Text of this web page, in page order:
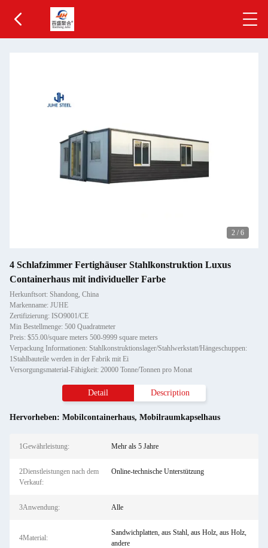
2 / 6
4 Schlafzimmer Fertighäuser Stahlkonstruktion Luxus
Containerhaus mit individueller Farbe
Herkunftsort: Shandong, China
Markenname: JUHE
Zertifizierung: ISO9001/CE
Min Bestellmenge: 500 Quadratmeter
Preis: $55.00/square meters 500-9999 square meters
Verpackung Informationen: Stahlkonstruktionslager/Stahlwerkstatt/Hängeschuppen:
1Stahlbauteile werden in der Fabrik mit Ei
Versorgungsmaterial-Fähigkeit: 20000 Tonne/Tonnen pro Monat
Detail Description
Hervorheben: Mobilcontainerhaus, Mobilraumkapselhaus
1Gewährleistung: Mehr als 5 Jahre
2Dienstleistungen nach dem
Verkauf:
Online-technische Unterstützung
3Anwendung: Alle
4Material:
Sandwichplatten, aus Stahl, aus Holz, aus Holz,
andere